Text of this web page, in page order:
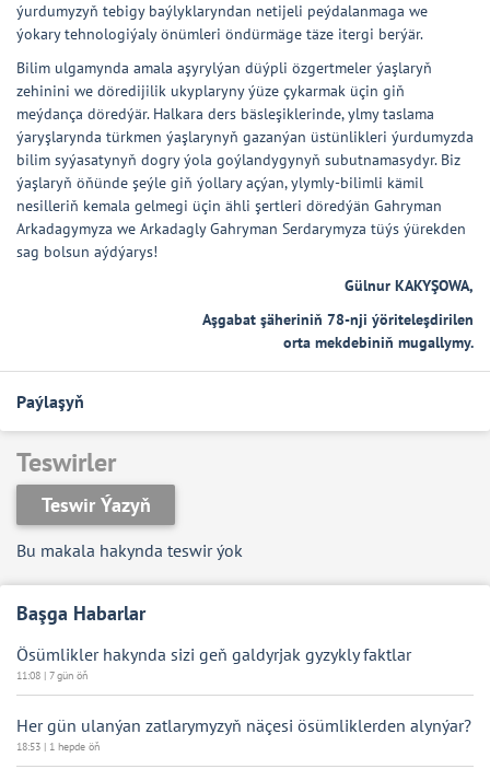
ýurdumyzyň tebigy baýlyklaryndan netijeli peýdalanmaga we
ýokary tehnologiýaly önümleri öndürmäge täze itergi berýär.
Bilim ulgamynda amala aşyrylýan düýpli özgertmeler ýaşlaryň
zehinini we döredijilik ukyplaryny ýüze çykarmak üçin giň
meýdança döredýär. Halkara ders bäsleşiklerinde, ylmy taslama
ýaryşlarynda türkmen ýaşlarynyň gazanýan üstünlikleri ýurdumyzda
bilim syýasatynyň dogry ýola goýlandygynyň subutnamasydyr. Biz
ýaşlaryň öňünde şeýle giň ýollary açýan, ylymly-bilimli kämil
nesilleriň kemala gelmegi üçin ähli şertleri döredýän Gahryman
Arkadagymyza we Arkadagly Gahryman Serdarymyza tüýs ýürekden
sag bolsun aýdýarys!
Gülnur KAKYŞOWA,
Aşgabat şäheriniň 78-nji ýöriteleşdirilen
orta mekdebiniň mugallymy.
Paýlaşyň
Başga Habarlar
Ösümlikler hakynda sizi geň galdyrjak gyzykly faktlar
11:08 | 7 gün öň
Her gün ulanýan zatlarymyzyň näçesi ösümliklerden alynýar?
18:53 | 1 hepde öň
Teswirler
Teswir Ýazyň
Bu makala hakynda teswir ýok